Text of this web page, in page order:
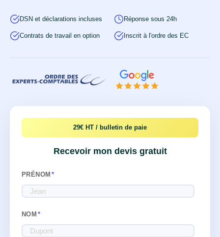
DSN et déclarations incluses Réponse sous 24h
Contrats de travail en option Inscrit à l'ordre des EC
29€ HT / bulletin de paie
Recevoir mon devis gratuit
PRÉNOM *
NOM *